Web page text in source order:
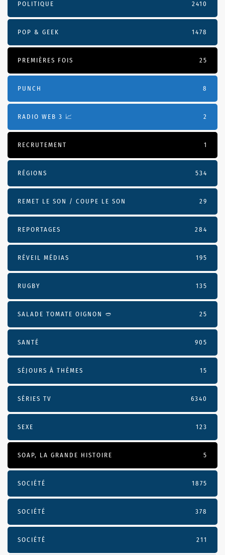
POLITIQUE 2410
POP & GEEK 1478
PREMIÈRES FOIS 25
PUNCH 8
RADIO WEB 3 📈 2
RECRUTEMENT 1
RÉGIONS 534
REMET LE SON / COUPE LE SON 29
REPORTAGES 284
RÉVEIL MÉDIAS 195
RUGBY 135
SALADE TOMATE OIGNON 🥙 25
SANTÉ 905
SÉJOURS À THÈMES 15
SÉRIES TV 6340
SEXE 123
SOAP, LA GRANDE HISTOIRE 5
SOCIÉTÉ 1875
SOCIÉTÉ 378
SOCIÉTÉ 211